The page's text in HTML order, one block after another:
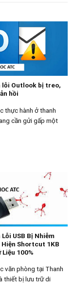
lỗi Outlook bị treo,
hồi
thực hành ở thanh
cần gửi gấp một
USB Bị Nhiễm
Shortcut 1KB
Liệu 100%
văn phòng tại Thanh
thiết bị lưu trữ di